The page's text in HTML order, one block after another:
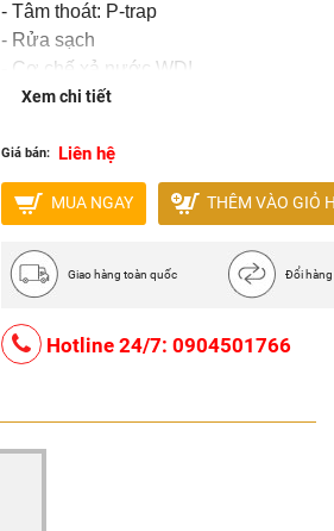
- Tâm thoát: P-trap
- Rửa sạch
- Cơ chế xả nước WDI
- Nắp đậy & ghế ngồi mềm PP
Xem chi tiết
Giá bán: Liên hệ
MUA NGAY THÊM VÀO GIỎ
Giao hàng toàn quốc Đổi hàng
Hotline 24/7: 0904501766